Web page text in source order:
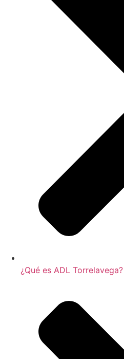
¿Qué es ADL Torrelavega?